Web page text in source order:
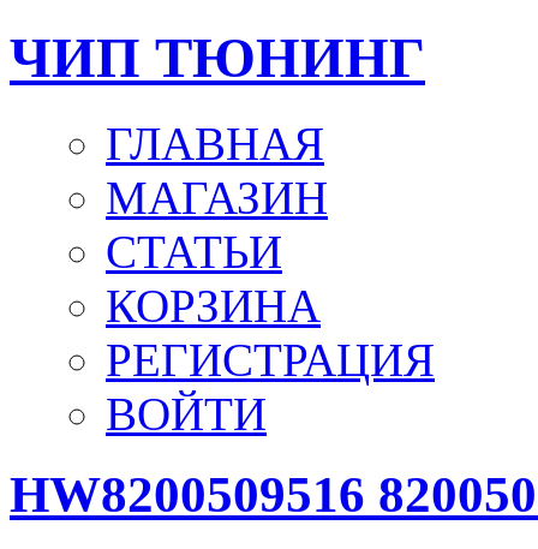
ЧИП ТЮНИНГ
ГЛАВНАЯ
МАГАЗИН
СТАТЬИ
КОРЗИНА
РЕГИСТРАЦИЯ
ВОЙТИ
HW8200509516